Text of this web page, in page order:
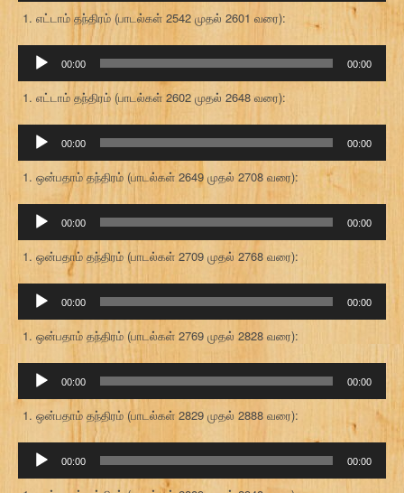
எட்டாம் தந்திரம் (பாடல்கள் 2542 முதல் 2601 வரை):
கருவி
00:00 00:00
எட்டாம் தந்திரம் (பாடல்கள் 2602 முதல் 2648 வரை):
கருவி
00:00 00:00
ஒன்பதாம் தந்திரம் (பாடல்கள் 2649 முதல் 2708 வரை):
கருவி
00:00 00:00
ஒன்பதாம் தந்திரம் (பாடல்கள் 2709 முதல் 2768 வரை):
கருவி
00:00 00:00
ஒன்பதாம் தந்திரம் (பாடல்கள் 2769 முதல் 2828 வரை):
கருவி
00:00 00:00
ஒன்பதாம் தந்திரம் (பாடல்கள் 2829 முதல் 2888 வரை):
கருவி
00:00 00:00